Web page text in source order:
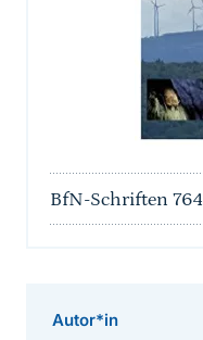
BfN-Schriften 764
Autor*in